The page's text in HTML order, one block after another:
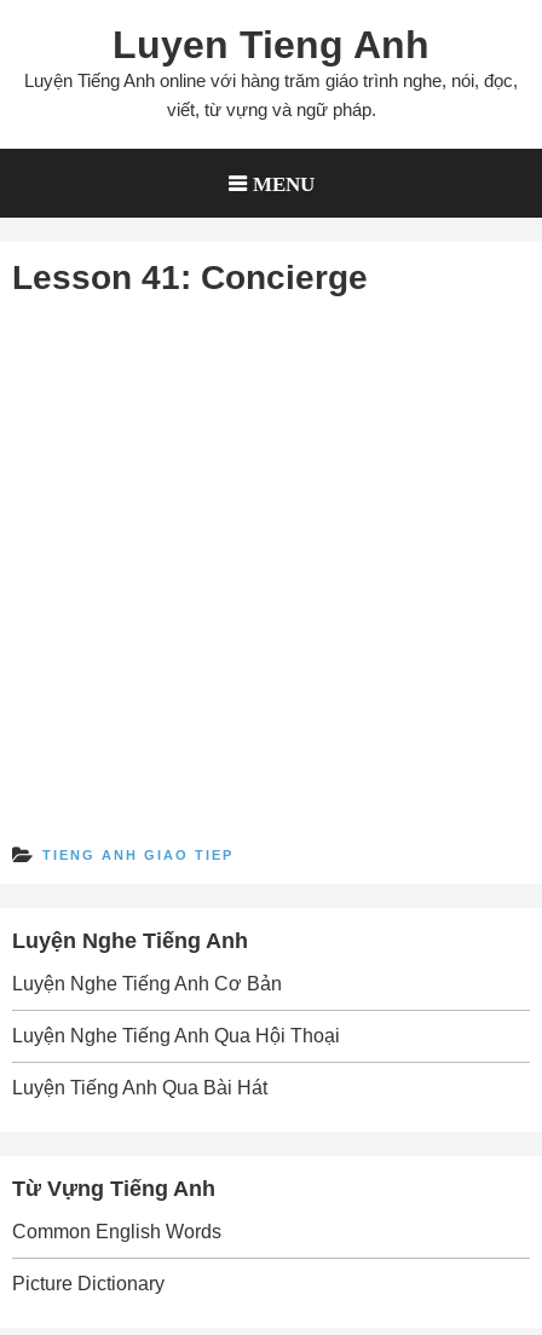
content
Luyen Tieng Anh
Luyện Tiếng Anh online với hàng trăm giáo trình nghe, nói, đọc,
viết, từ vựng và ngữ pháp.
MENU
Lesson 41: Concierge
TIENG ANH GIAO TIEP
Luyện Nghe Tiếng Anh
Luyện Nghe Tiếng Anh Cơ Bản
Luyện Nghe Tiếng Anh Qua Hội Thoại
Luyện Tiếng Anh Qua Bài Hát
Từ Vựng Tiếng Anh
Common English Words
Picture Dictionary